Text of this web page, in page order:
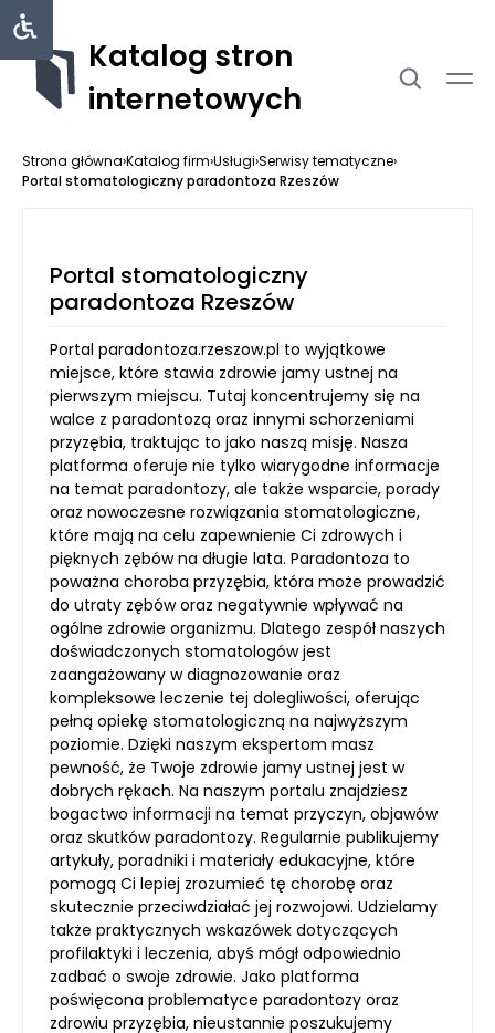
Katalog stron
internetowych
Strona główna›Katalog firm›Usługi›Serwisy tematyczne›
Portal stomatologiczny paradontoza Rzeszów
Portal stomatologiczny
paradontoza Rzeszów
Portal paradontoza.rzeszow.pl to wyjątkowe
miejsce, które stawia zdrowie jamy ustnej na
pierwszym miejscu. Tutaj koncentrujemy się na
walce z paradontozą oraz innymi schorzeniami
przyzębia, traktując to jako naszą misję. Nasza
platforma oferuje nie tylko wiarygodne informacje
na temat paradontozy, ale także wsparcie, porady
oraz nowoczesne rozwiązania stomatologiczne,
które mają na celu zapewnienie Ci zdrowych i
pięknych zębów na długie lata. Paradontoza to
poważna choroba przyzębia, która może prowadzić
do utraty zębów oraz negatywnie wpływać na
ogólne zdrowie organizmu. Dlatego zespół naszych
doświadczonych stomatologów jest
zaangażowany w diagnozowanie oraz
kompleksowe leczenie tej dolegliwości, oferując
pełną opiekę stomatologiczną na najwyższym
poziomie. Dzięki naszym ekspertom masz
pewność, że Twoje zdrowie jamy ustnej jest w
dobrych rękach. Na naszym portalu znajdziesz
bogactwo informacji na temat przyczyn, objawów
oraz skutków paradontozy. Regularnie publikujemy
artykuły, poradniki i materiały edukacyjne, które
pomogą Ci lepiej zrozumieć tę chorobę oraz
skutecznie przeciwdziałać jej rozwojowi. Udzielamy
także praktycznych wskazówek dotyczących
profilaktyki i leczenia, abyś mógł odpowiednio
zadbać o swoje zdrowie. Jako platforma
poświęcona problematyce paradontozy oraz
zdrowiu przyzębia, nieustannie poszukujemy